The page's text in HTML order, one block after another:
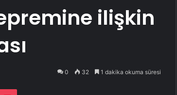
ilişkin
0 32 1 dakika okuma süresi
Pocket